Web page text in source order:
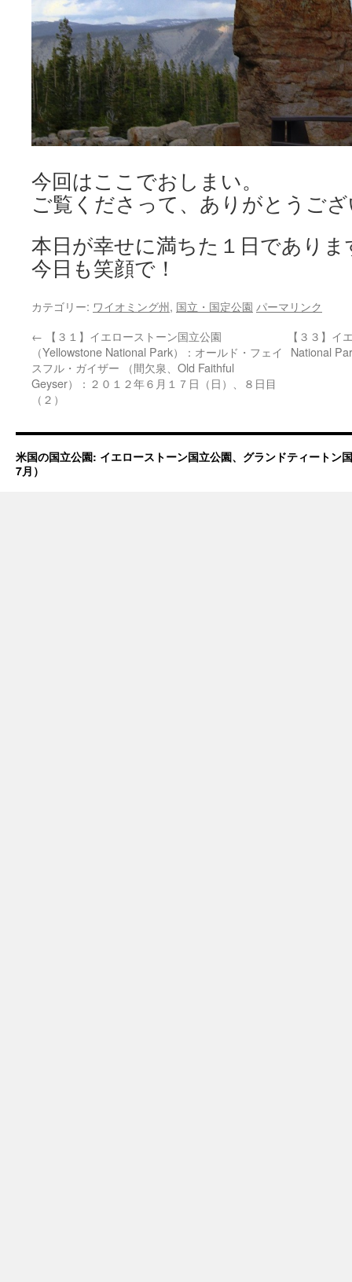
今回はここでおしまい。
ご覧くださって、ありがとうご
本日が幸せに満ちた１日でありま
今日も笑顔で！
カテゴリー: ワイオミング州, 国立・国定公園 パーマリンク
← 【３１】イエローストーン国立公園
（Yellowstone National Park）：オールド・フェイ
スフル・ガイザー （間欠泉、Old Faithful
Geyser）：２０１２年６月１７日（日）、８日目
（２）
【３３】イ
National
米国の国立公園: イエローストーン国立公園、グランドティートン
7月）